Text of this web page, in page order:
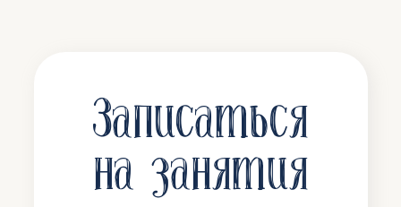
Записаться
на занятия